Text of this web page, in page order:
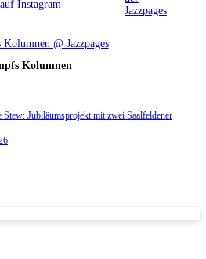
Kolumnen
Stew: Jubiläumsprojekt mit zwei Saalfeldener